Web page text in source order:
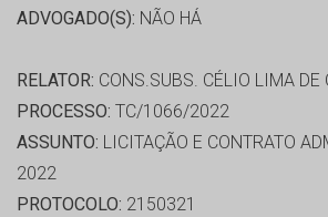
ADVOGADO(S): NÃO HÁ
RELATOR: CONS.SUBS. CÉLIO LIMA DE
PROCESSO: TC/1066/2022
ASSUNTO: LICITAÇÃO E CONTRATO
2022
PROTOCOLO: 2150321